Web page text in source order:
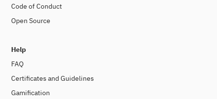
Code of Conduct
Open Source
Help
FAQ
Certificates and Guidelines
Gamification